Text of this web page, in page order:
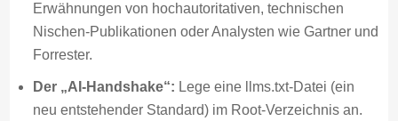
Erwähnungen von hochautoritativen, technischen
Nischen-Publikationen oder Analysten wie Gartner und
Forrester.
Der „AI-Handshake“: Lege eine llms.txt-Datei (ein
neu entstehender Standard) im Root-Verzeichnis an.